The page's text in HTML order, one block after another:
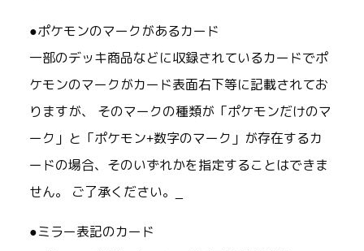
●ポケモンのマークがあるカード
一部のデッキ商品などに収録されているカードでポ
ケモンのマークがカード表面右下等に記載されてお
りますが、 そのマークの種類が「ポケモンだけのマ
ーク」と「ポケモン+数字のマーク」が存在するカ
ードの場合、そのいずれかを指定することはできま
せん。 ご了承ください。_
●ミラー表記のカード